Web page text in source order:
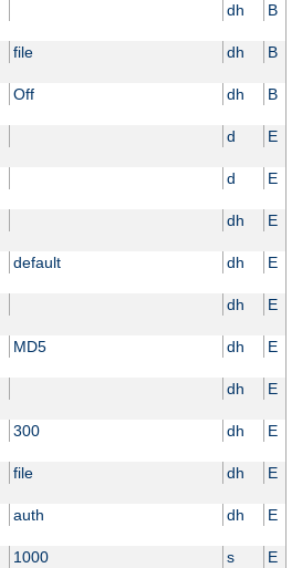
dh B
file dh B
Off dh B
d E
d E
dh E
default dh E
dh E
MD5 dh E
dh E
300 dh E
file dh E
auth dh E
1000 s E